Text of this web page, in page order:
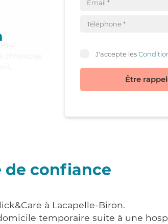
chronique
J'accepte les
Être
de confiance
à Lacapelle-Biron.
temporaire suite à une